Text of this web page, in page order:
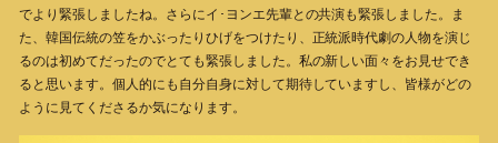
でより緊張しましたね。さらにイ･ヨンエ先輩との共演も緊張しました。ま
た、韓国伝統の笠をかぶったりひげをつけたり、正統派時代劇の人物を演じ
るのは初めてだったのでとても緊張しました。私の新しい面々をお見せでき
ると思います。個人的にも自分自身に対して期待していますし、皆様がどの
ように見てくださるか気になります。